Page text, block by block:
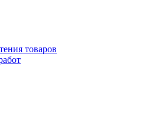
товаров